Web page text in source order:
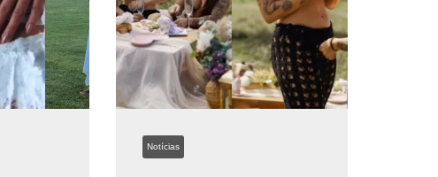
Notícias